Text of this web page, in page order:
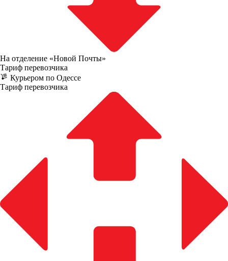
На отделение «Новой Почты»
Тариф перевозчика
Курьером по Одессе
Тариф перевозчика